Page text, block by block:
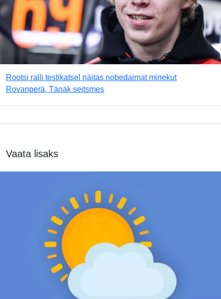
Rootsi ralli testikatsel näitas nobedaimat minekut
Rovanperä, Tänak seitsmes
Vaata lisaks